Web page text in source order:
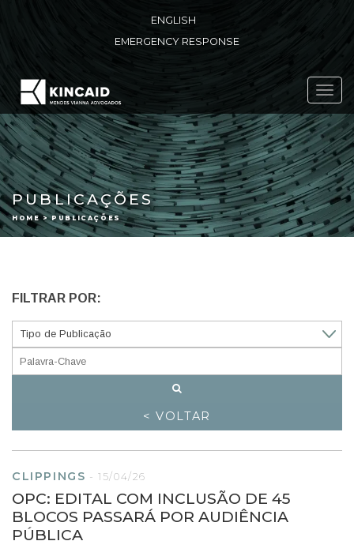
ENGLISH
EMERGENCY RESPONSE
PUBLICAÇÕES
HOME > PUBLICAÇÕES
FILTRAR POR:
< VOLTAR
CLIPPINGS -15/04/26
OPC: EDITAL COM INCLUSÃO DE 45
BLOCOS PASSARÁ POR AUDIÊNCIA
PÚBLICA